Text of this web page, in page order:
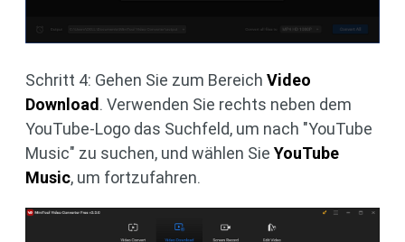
Schritt 4: Gehen Sie zum Bereich Video
Download . Verwenden Sie rechts neben dem
YouTube-Logo das Suchfeld, um nach "YouTube
Music" zu suchen, und wählen Sie YouTube
Music, um fortzufahren.